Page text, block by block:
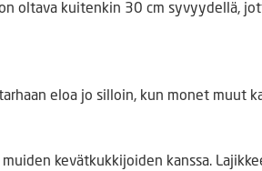
oltava kuitenkin 30 cm syvyydellä,
eloa jo silloin, kun monet muut
kevätkukkijoiden kanssa.